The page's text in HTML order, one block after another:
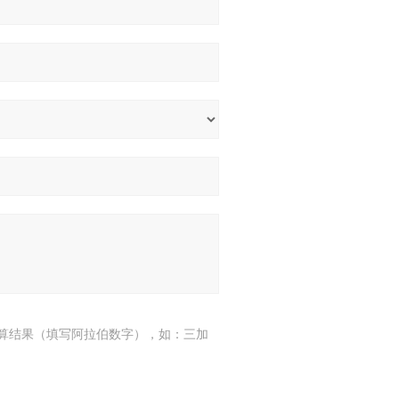
结果（填写阿拉伯数字），如：三加